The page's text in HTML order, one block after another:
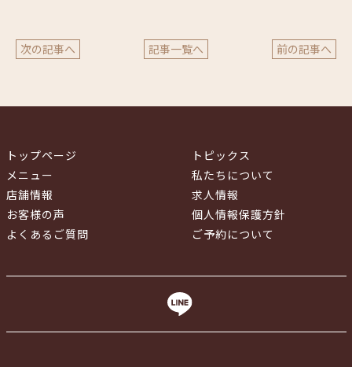
次の記事へ 記事一覧へ 前の記事へ
トップページ
メニュー
店舗情報
お客様の声
よくあるご質問
トピックス
私たちについて
求人情報
個人情報保護方針
ご予約について